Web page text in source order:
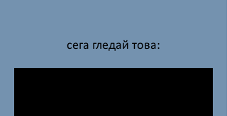
сега гледай това: